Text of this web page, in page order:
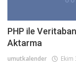
PHP ile
Aktarma
umutkalender Ekim